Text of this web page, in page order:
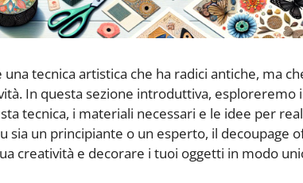
una tecnica artistica che ha radici antiche, ma
In questa sezione introduttiva, esploreremo
tecnica, i materiali necessari e le idee per
sia un principiante o un esperto, il
creatività e decorare i tuoi oggetti in modo